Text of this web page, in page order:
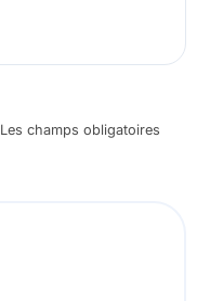
Les champs obligatoires